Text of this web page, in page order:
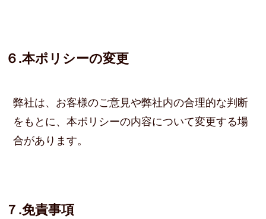
６.本ポリシーの変更
弊社は、お客様のご意見や弊社内の合理的な判断
をもとに、本ポリシーの内容について変更する場
合があります。
７.免責事項